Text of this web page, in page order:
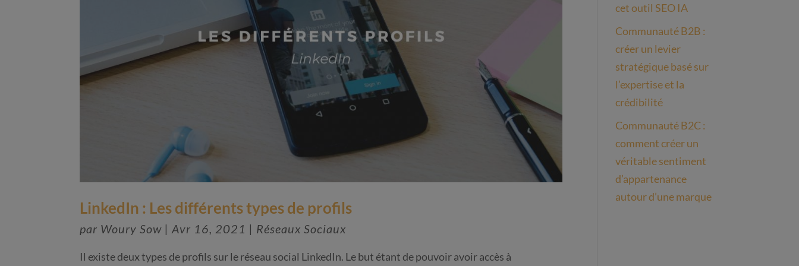
LinkedIn : Les différents types de profils
par Woury Sow |Avr 16, 2021 | Réseaux Sociaux
Il existe deux types de profils sur le réseau social LinkedIn. Le but étant de pouvoir avoir accès à
cet outil SEO IA
Communauté B2B :
créer un levier
stratégique basé sur
l’expertise et la
crédibilité
Communauté B2C :
comment créer un
véritable sentiment
d’appartenance
autour d’une marque